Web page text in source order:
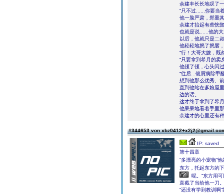
余建丰长长地叹了
“只不过......你要当
他一脸严肃，郑重
余建才抬起有些恍
也就是说......他的
以后，他就只是二
他轻轻地抿了抿唇
“行！大哥大嫂，既
“只要拿到希月的卖
他顿了顿，心头闪
“往后...银屑病除甲
想到他那么优秀、
直到他站在爹娘屋
边的话。
这才终于拿到了希
他呆呆地看着手里
余建才的心里还有
#344653 von
IP: saved
第十四章
“多漂亮的小宠物”他
东方，托起东方的
呢。”东方用
直截了当给他一刀。
“还没有学到教训啊